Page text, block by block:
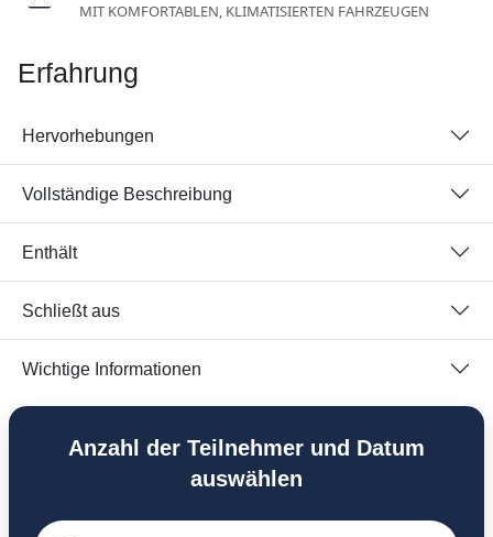
MIT KOMFORTABLEN, KLIMATISIERTEN FAHRZEUGEN
Erfahrung
Hervorhebungen
Vollständige Beschreibung
Enthält
Schließt aus
Wichtige Informationen
Anzahl der Teilnehmer und Datum
auswählen